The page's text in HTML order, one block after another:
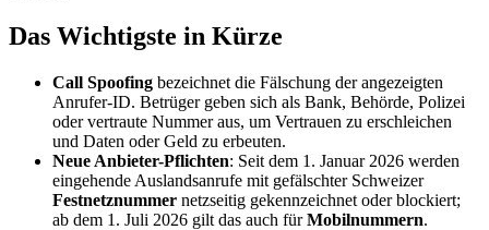
Das Wichtigste in Kürze
Call Spoofing bezeichnet die Fälschung der angezeigten
Anrufer-ID. Betrüger geben sich als Bank, Behörde, Polizei
oder vertraute Nummer aus, um Vertrauen zu erschleichen
und Daten oder Geld zu erbeuten.
Neue Anbieter-Pflichten: Seit dem 1. Januar 2026 werden
eingehende Auslandsanrufe mit gefälschter Schweizer
Festnetznummer netzseitig gekennzeichnet oder blockiert;
ab dem 1. Juli 2026 gilt das auch fürMobilnummern.